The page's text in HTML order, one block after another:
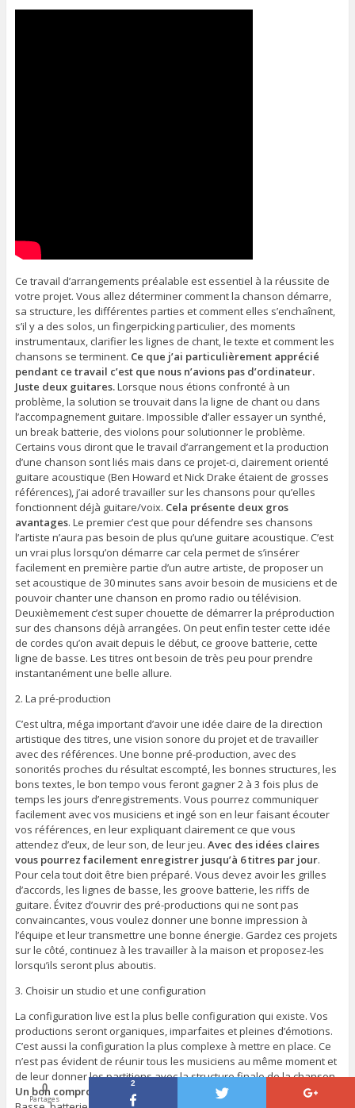
0
Partages
2
Ce travail d’arrangements préalable est essentiel à la réussite de
votre projet. Vous allez déterminer comment la chanson démarre,
sa structure, les différentes parties et comment elles s’enchaînent,
s’il y a des solos, un fingerpicking particulier, des moments
instrumentaux, clarifier les lignes de chant, le texte et comment les
chansons se terminent. Ce que j’ai particulièrement apprécié
pendant ce travail c’est que nous n’avions pas d’ordinateur.
Juste deux guitares.Lorsque nous étions confronté à un
problème, la solution se trouvait dans la ligne de chant ou dans
l’accompagnement guitare. Impossible d’aller essayer un synthé,
un break batterie, des violons pour solutionner le problème.
Certains vous diront que le travail d’arrangement et la production
d’une chanson sont liés mais dans ce projet-ci, clairement orienté
guitare acoustique (Ben Howard et Nick Drake étaient de grosses
références), j’ai adoré travailler sur les chansons pour qu’elles
fonctionnent déjà guitare/voix. Cela présente deux gros
avantages. Le premier c’est que pour défendre ses chansons
l’artiste n’aura pas besoin de plus qu’une guitare acoustique. C’est
un vrai plus lorsqu’on démarre car cela permet de s’insérer
facilement en première partie d’un autre artiste, de proposer un
set acoustique de 30 minutes sans avoir besoin de musiciens et de
pouvoir chanter une chanson en promo radio ou télévision.
Deuxièmement c’est super chouette de démarrer la préproduction
sur des chansons déjà arrangées. On peut enfin tester cette idée
de cordes qu’on avait depuis le début, ce groove batterie, cette
ligne de basse. Les titres ont besoin de très peu pour prendre
instantanément une belle allure.
2. La pré-production
C’est ultra, méga important d’avoir une idée claire de la direction
artistique des titres, une vision sonore du projet et de travailler
avec des références. Une bonne pré-production, avec des
sonorités proches du résultat escompté, les bonnes structures, les
bons textes, le bon tempo vous feront gagner 2 à 3 fois plus de
temps les jours d’enregistrements. Vous pourrez communiquer
facilement avec vos musiciens et ingé son en leur faisant écouter
vos références, en leur expliquant clairement ce que vous
attendez d’eux, de leur son, de leur jeu. Avec des idées claires
vous pourrez facilement enregistrer jusqu’à 6 titres par jour.
Pour cela tout doit être bien préparé. Vous devez avoir les grilles
d’accords, les lignes de basse, les groove batterie, les riffs de
guitare. Évitez d’ouvrir des pré-productions qui ne sont pas
convaincantes, vous voulez donner une bonne impression à
l’équipe et leur transmettre une bonne énergie. Gardez ces projets
sur le côté, continuez à les travailler à la maison et proposez-les
lorsqu’ils seront plus aboutis.
3. Choisir un studio et une configuration
La configuration live est la plus belle configuration qui existe. Vos
productions seront organiques, imparfaites et pleines d’émotions.
C’est aussi la configuration la plus complexe à mettre en place. Ce
n’est pas évident de réunir tous les musiciens au même moment et
de leur donner les partitions avec la structure finale de la chanson.
Un bon compromis consiste à enregistrer les rythmiques en live